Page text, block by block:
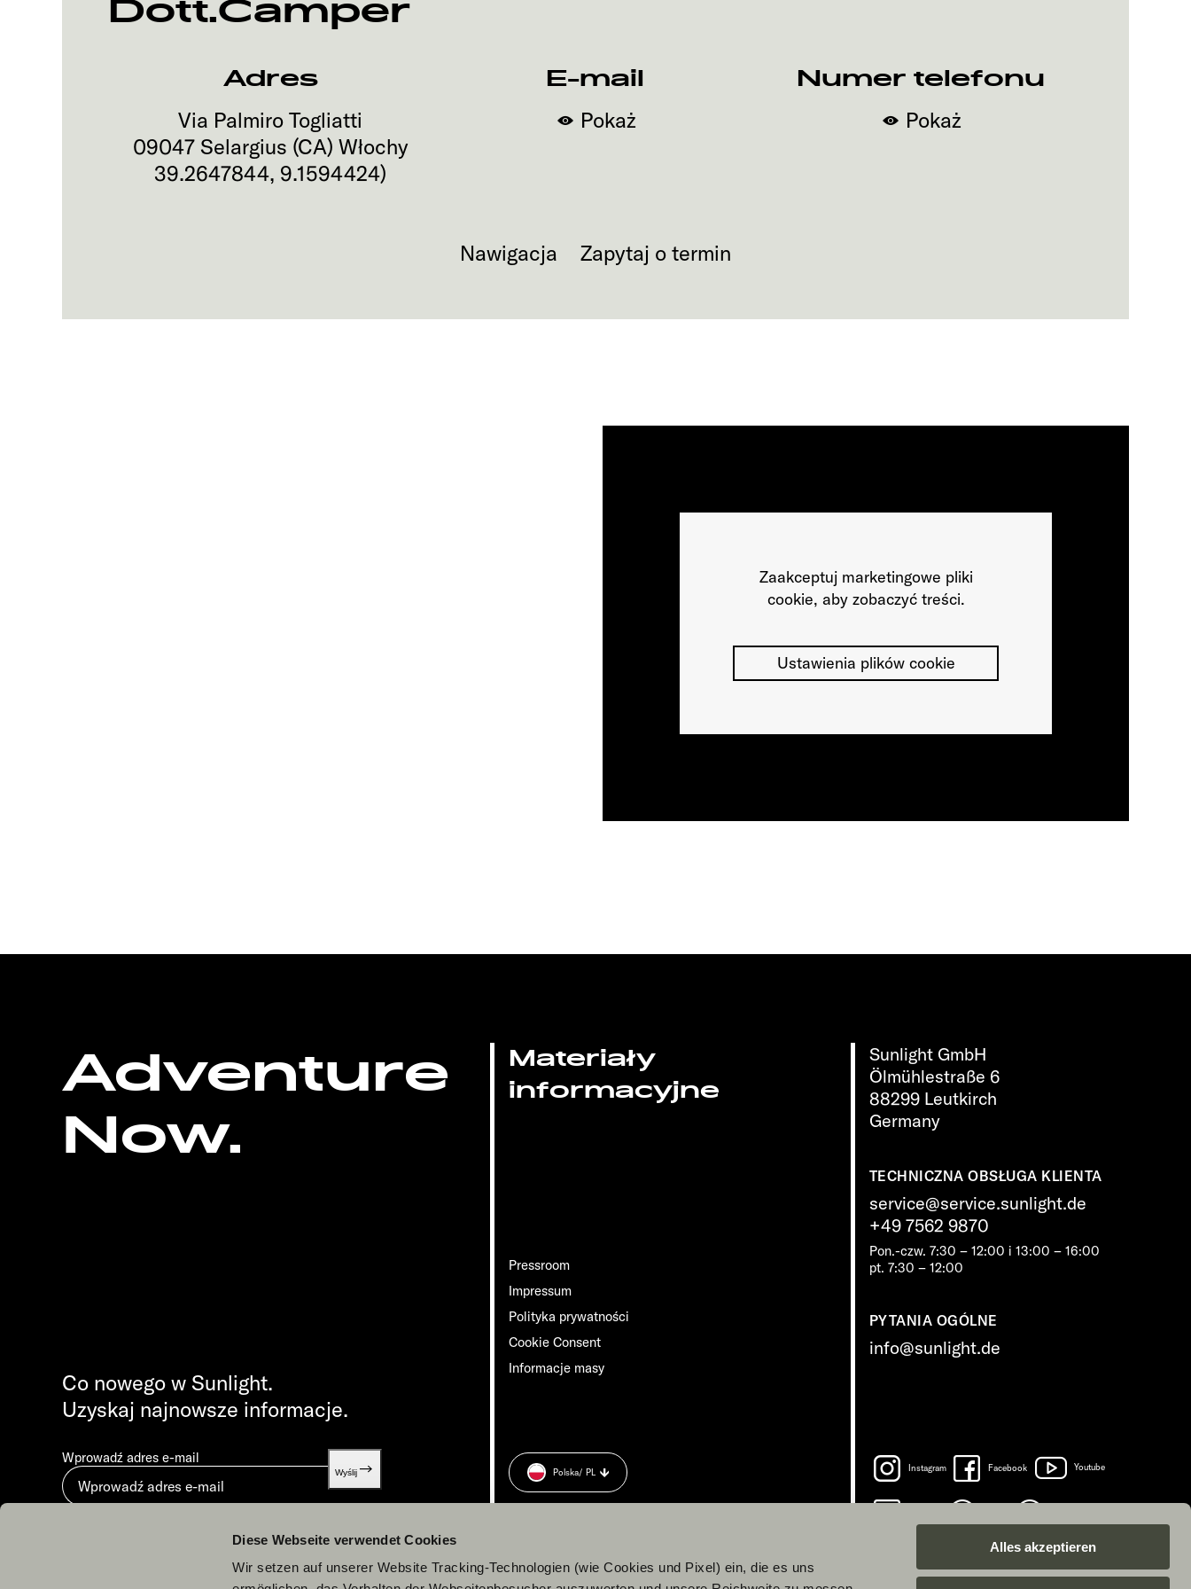
Diese Webseite verwendet Cookies
Wir setzen auf unserer Website Tracking-Technologien (wie Cookies und Pixel) ein, die es uns
Alles akzeptieren
Dott.Camper
Adres
Via Palmiro Togliatti
09047 Selargius (CA) Włochy
39.2647844, 9.1594424)
E-mail
Pokaż
Numer telefonu
Pokaż
Nawigacja Zapytaj o termin
Zaakceptuj marketingowe pliki
cookie, aby zobaczyć treści.
Ustawienia plików cookie
Adventure
Now.
Sunlight GmbH
Ölmühlestraße 6
88299 Leutkirch
Germany
TECHNICZNA OBSŁUGA KLIENTA
service@service.sunlight.de
+49 7562 9870
Pon.-czw. 7:30 – 12:00 i 13:00 – 16:00
pt. 7:30 – 12:00
PYTANIA OGÓLNE
info@sunlight.de
Materiały
informacyjne
Pressroom
Impressum
Polityka prywatności
Cookie Consent
Informacje masy
Co nowego w Sunlight.
Uzyskaj najnowsze informacje.
Wprowadź adres e-mail
Wyślij Instagram Facebook Youtube
Polska/ PL